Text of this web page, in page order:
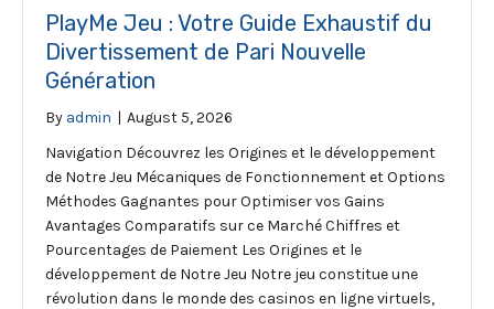
PlayMe Jeu : Votre Guide Exhaustif du
Divertissement de Pari Nouvelle
Génération
By admin | August 5, 2026
Navigation Découvrez les Origines et le développement
de Notre Jeu Mécaniques de Fonctionnement et Options
Méthodes Gagnantes pour Optimiser vos Gains
Avantages Comparatifs sur ce Marché Chiffres et
Pourcentages de Paiement Les Origines et le
développement de Notre Jeu Notre jeu constitue une
révolution dans le monde des casinos en ligne virtuels,